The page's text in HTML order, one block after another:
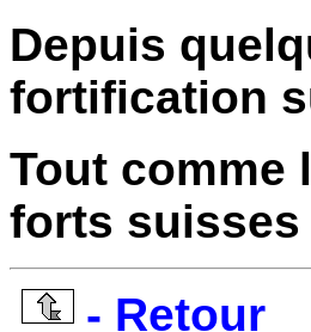
Depuis
fortification
Tout comme
forts
- Retour